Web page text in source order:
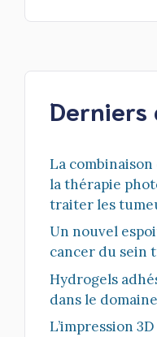
Derniers
La
la thérapie
traiter les
Un nouvel
cancer du sein
Hydrogels
dans le
L’impression